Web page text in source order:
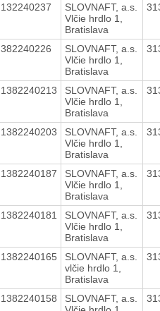
132240237
SLOVNAFT, a.s.
Vlčie hrdlo 1,
Bratislava
382240226
SLOVNAFT, a.s.
Vlčie hrdlo 1,
Bratislava
1382240213
SLOVNAFT, a.s.
Vlčie hrdlo 1,
Bratislava
1382240203
SLOVNAFT, a.s.
Vlčie hrdlo 1,
Bratislava
1382240187
SLOVNAFT, a.s.
Vlčie hrdlo 1,
Bratislava
1382240181
SLOVNAFT, a.s.
Vlčie hrdlo 1,
Bratislava
1382240165
SLOVNAFT, a.s.
vlčie hrdlo 1,
Bratislava
1382240158
SLOVNAFT, a.s.